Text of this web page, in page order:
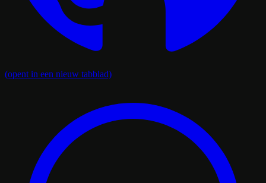
(opent in een nieuw tabblad)